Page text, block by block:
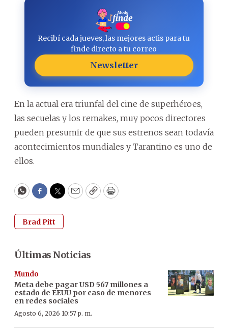
Recibí cada jueves, las mejores actis para tu
finde directo a tu correo
Newsletter
En la actual era triunfal del cine de superhéroes,
las secuelas y los remakes, muy pocos directores
pueden presumir de que sus estrenos sean todavía
acontecimientos mundiales y Tarantino es uno de
ellos.
WhatsApp
Facebook
Twitter
EmailCopyPrint
Brad Pitt
Últimas Noticias
Mundo
Meta debe pagar USD 567 millones a
estado de EEUU por caso de menores
en redes sociales
Agosto 6, 2026 10:57 p. m.